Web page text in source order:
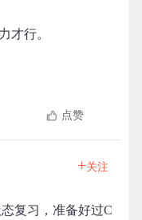
才行。
点赞
+关注
复习，准备好过C